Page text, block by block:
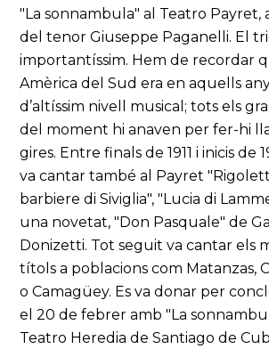
"La sonnambula" al Teatro Payret,
del tenor Giuseppe Paganelli. El
importantíssim. Hem de recordar
Amèrica del Sud era en aquells
d’altíssim nivell musical; tots els
del moment hi anaven per fer-hi
gires. Entre finals de 1911 i inicis de
va cantar també al Payret
barbiere di Siviglia", "Lucia di
una novetat, "Don Pasquale" de
Donizetti. Tot seguit va cantar els
títols a poblacions com Matanzas,
o Camagüey. Es va donar per
el 20 de febrer amb "La
Teatro Heredia de Santiago de